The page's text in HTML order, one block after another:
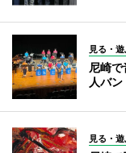
見る・
尼崎
人バ
見る・